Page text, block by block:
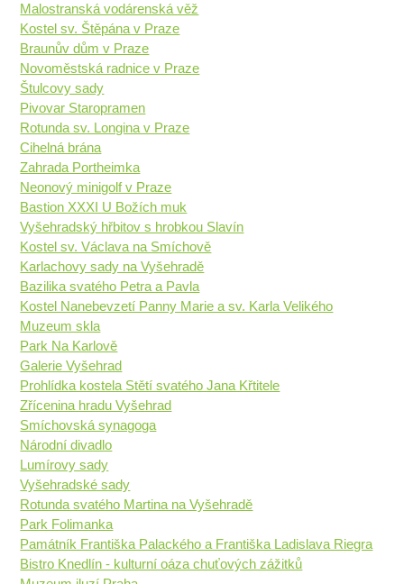
Malostranská vodárenská věž
Kostel sv. Štěpána v Praze
Braunův dům v Praze
Novoměstská radnice v Praze
Štulcovy sady
Pivovar Staropramen
Rotunda sv. Longina v Praze
Cihelná brána
Zahrada Portheimka
Neonový minigolf v Praze
Bastion XXXI U Božích muk
Vyšehradský hřbitov s hrobkou Slavín
Kostel sv. Václava na Smíchově
Karlachovy sady na Vyšehradě
Bazilika svatého Petra a Pavla
Kostel Nanebevzetí Panny Marie a sv. Karla Velikého
Muzeum skla
Park Na Karlově
Galerie Vyšehrad
Prohlídka kostela Stětí svatého Jana Křtitele
Zřícenina hradu Vyšehrad
Smíchovská synagoga
Národní divadlo
Lumírovy sady
Vyšehradské sady
Rotunda svatého Martina na Vyšehradě
Park Folimanka
Památník Františka Palackého a Františka Ladislava Riegra
Bistro Knedlín - kulturní oáza chuťových zážitků